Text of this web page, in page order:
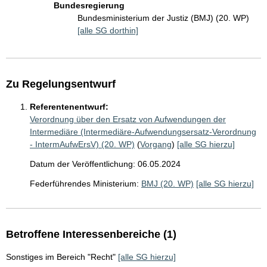
Bundesregierung
Bundesministerium der Justiz (BMJ) (20. WP)
[alle SG dorthin]
Zu Regelungsentwurf
Referentenentwurf:
Verordnung über den Ersatz von Aufwendungen der
Intermediäre (Intermediäre-Aufwendungsersatz-Verordnung
- IntermAufwErsV) (20. WP) (Vorgang) [alle SG hierzu]
Datum der Veröffentlichung: 06.05.2024
Federführendes Ministerium: BMJ (20. WP) [alle SG hierzu]
Betroffene Interessenbereiche (1)
Sonstiges im Bereich "Recht" [alle SG hierzu]